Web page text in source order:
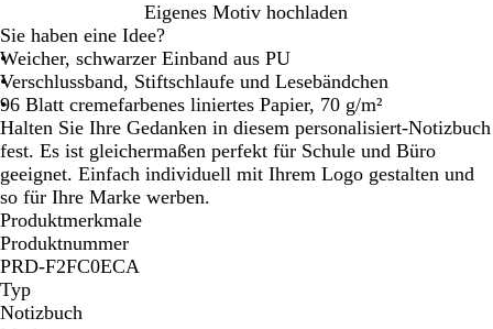
c
h
w
a
r
z
c
h
w
a
r
z
/
R
o
t
c
h
w
a
r
z
/
L
i
l
a
c
h
w
a
r
z
/
H
e
l
l
g
r
c
h
w
a
r
z
/
G
r
a
u
c
h
w
a
r
z
/
B
l
a
u
Eigenes Motiv hochladen
Sie haben eine Idee?
Weicher, schwarzer Einband aus PU
Verschlussband, Stiftschlaufe und Lesebändchen
96 Blatt cremefarbenes liniertes Papier, 70 g/m²
Halten Sie Ihre Gedanken in diesem personalisiert-Notizbuch
fest. Es ist gleichermaßen perfekt für Schule und Büro
geeignet. Einfach individuell mit Ihrem Logo gestalten und
so für Ihre Marke werben.
Produktmerkmale
Produktnummer
PRD-F2FC0ECA
Typ
Notizbuch